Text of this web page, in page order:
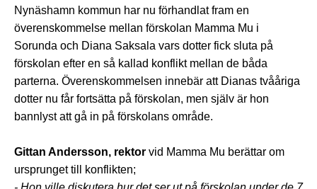
Nynäshamn kommun har nu förhandlat fram en
överenskommelse mellan förskolan Mamma Mu i
Sorunda och Diana Saksala vars dotter fick sluta på
förskolan efter en så kallad konflikt mellan de båda
parterna. Överenskommelsen innebär att Dianas tvååriga
dotter nu får fortsätta på förskolan, men själv är hon
bannlyst att gå in på förskolans område.
Gittan Andersson, rektor vid Mamma Mu berättar om
ursprunget till konflikten;